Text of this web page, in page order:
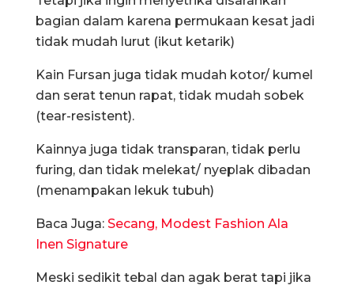
bagian dalam karena permukaan kesat jadi
tidak mudah lurut (ikut ketarik)
Kain Fursan juga tidak mudah kotor/ kumel
dan serat tenun rapat, tidak mudah sobek
(tear-resistent).
Kainnya juga tidak transparan, tidak perlu
furing, dan tidak melekat/ nyeplak dibadan
(menampakan lekuk tubuh)
Baca Juga: Secang, Modest Fashion Ala
Inen Signature
Meski sedikit tebal dan agak berat tapi jika